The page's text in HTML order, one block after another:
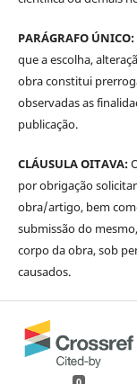
PARÁGRAFO ÚNICO:
que a escolha,
obra constitui
observadas as
publicação.
CLÁUSULA OITAVA:
por obrigação
obra/artigo, bem
submissão do
corpo da obra, sob
causados.